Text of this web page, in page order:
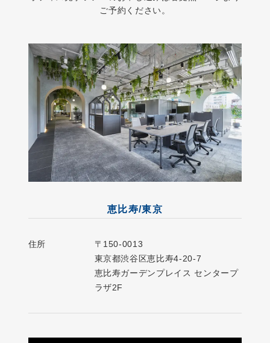
ご予約ください。
恵比寿/東京
住所
〒150-0013
東京都渋谷区恵比寿4-20-7
恵比寿ガーデンプレイス センタープ
ラザ2F